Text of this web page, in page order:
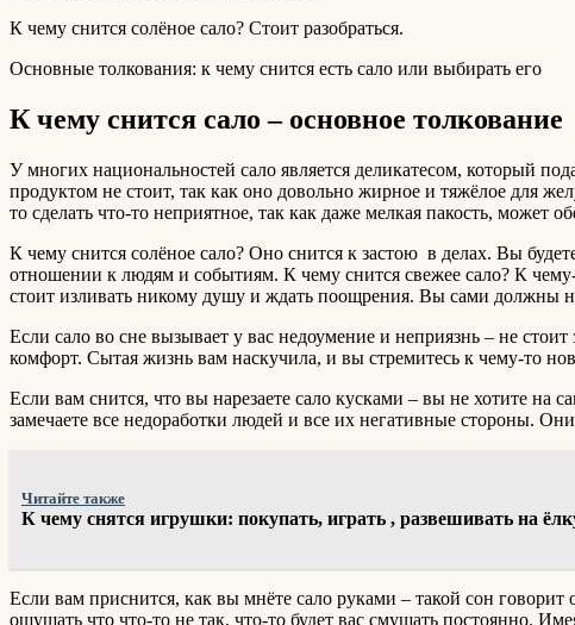
К чему снится солёное сало? Стоит разобраться.
Основные толкования: к чему снится есть сало или выбирать его
К чему снится сало – основное толкование
У многих национальностей сало является деликатесом, который
продуктом не стоит, так как оно довольно жирное и тяжёлое для
то сделать что-то неприятное, так как даже мелкая пакость, может
К чему снится солёное сало? Оно снится к застою в делах. Вы
отношении к людям и событиям. К чему снится свежее сало? К
стоит изливать никому душу и ждать поощрения. Вы сами должны
Если сало во сне вызывает у вас недоумение и неприязнь – не
комфорт. Сытая жизнь вам наскучила, и вы стремитесь к чему-то
Если вам снится, что вы нарезаете сало кусками – вы не хотите на
замечаете все недоработки людей и все их негативные стороны.
Читайте также
К чему снятся игрушки: покупать, играть , развешивать на
Если вам приснится, как вы мнёте сало руками – такой сон говорит
ощущать что что-то не так, что-то будет вас смущать постоянно.